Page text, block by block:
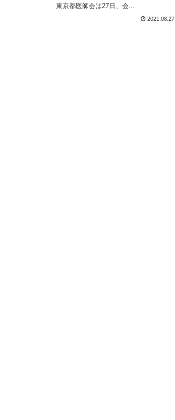
でもできる不要不急の商売は
東京都医師会は27日、会...
2021.08.27